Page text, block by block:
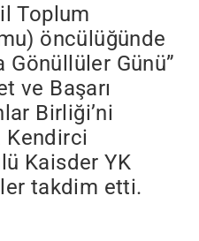
Toplum
öncülüğünde
Gönüllüler Günü”
ve Başarı
Birliği’ni
Kendirci
Kaisder YK
takdim etti.